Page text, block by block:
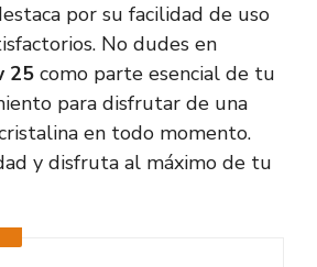
por su facilidad de uso
No dudes en
25 como parte esencial de tu
para disfrutar de una
en todo momento.
y disfruta al máximo de tu